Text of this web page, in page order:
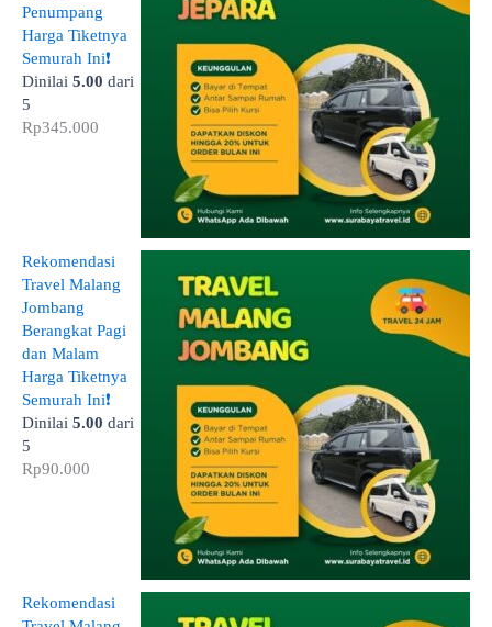
Penumpang
Harga Tiketnya
Semurah Ini❗
Dinilai 5.00 dari
5
Rp345.000
Rekomendasi
Travel Malang
Jombang
Berangkat Pagi
dan Malam
Harga Tiketnya
Semurah Ini❗
Dinilai 5.00 dari
5
Rp90.000
Rekomendasi